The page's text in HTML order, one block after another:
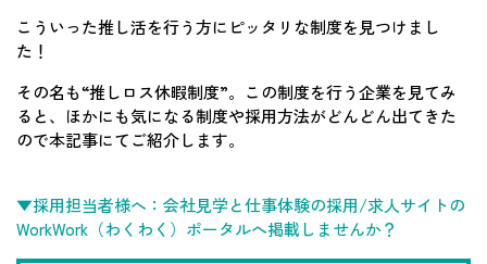
こういった推し活を行う方にピッタリな制度を見つけまし
た！
その名も“推しロス休暇制度”。この制度を行う企業を見てみ
ると、ほかにも気になる制度や採用方法がどんどん出てきた
ので本記事にてご紹介します。
▼採用担当者様へ：会社見学と仕事体験の採用/求人サイトの
WorkWork（わくわく）ポータルへ掲載しませんか？